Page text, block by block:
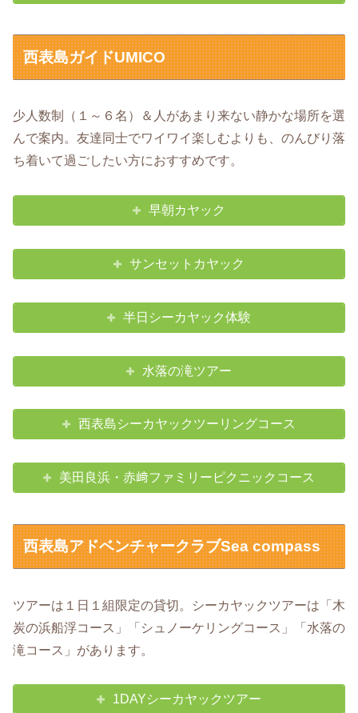
西表島ガイドUMICO
少人数制（１～６名）＆人があまり来ない静かな場所を選
んで案内。友達同士でワイワイ楽しむよりも、のんびり落
ち着いて過ごしたい方におすすめです。
早朝カヤック
サンセットカヤック
半日シーカヤック体験
水落の滝ツアー
西表島シーカヤックツーリングコース
美田良浜・赤﨑ファミリーピクニックコース
西表島アドベンチャークラブSea compass
ツアーは１日１組限定の貸切。シーカヤックツアーは「木
炭の浜船浮コース」「シュノーケリングコース」「水落の
滝コース」があります。
1DAYシーカヤックツアー